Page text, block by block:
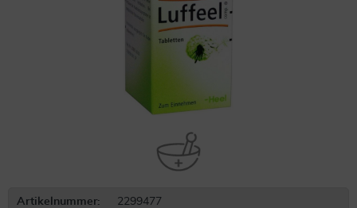
Artikelnummer:
2299477